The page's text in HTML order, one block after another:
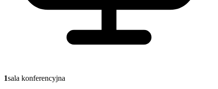
1sala konferencyjna